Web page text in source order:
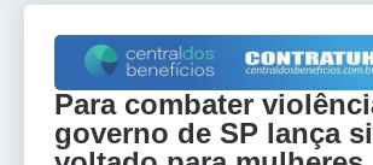
Para combater
governo de SP lança